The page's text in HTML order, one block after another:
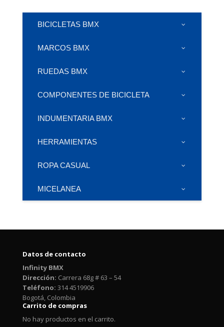
BICICLETAS BMX
MARCOS BMX
RUEDAS BMX
COMPONENTES DE BICICLETA
INDUMENTARIA BMX
HERRAMIENTAS
ROPA CASUAL
MICELANEA
Datos de contacto
Infinity BMX
Dirección: Carrera 68g # 63 – 54
Teléfono: 314 4519906
Bogotá, Colombia
Carrito de compras
No hay productos en el carrito.